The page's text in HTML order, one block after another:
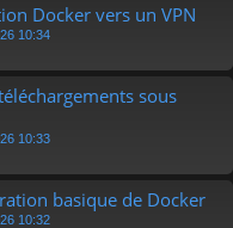
Docker vers un VPN
10:34
sous
10:33
basique de Docker
10:32